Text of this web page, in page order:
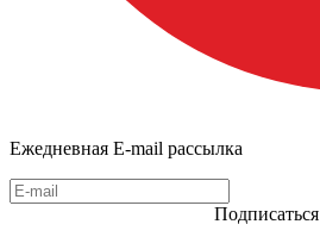
Ежедневная E-mail рассылка
Подписаться